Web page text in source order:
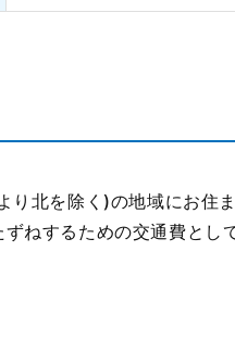
北を除く)の地域にお住
ねするための交通費とし